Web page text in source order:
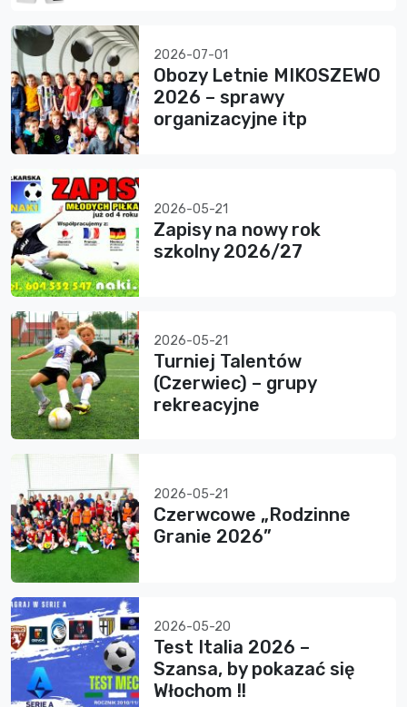
2026-07-01
Obozy Letnie MIKOSZEWO
2026 – sprawy
organizacyjne itp
2026-05-21
Zapisy na nowy rok
szkolny 2026/27
2026-05-21
Turniej Talentów
(Czerwiec) – grupy
rekreacyjne
2026-05-21
Czerwcowe „Rodzinne
Granie 2026”
2026-05-20
Test Italia 2026 –
Szansa, by pokazać się
Włochom !!